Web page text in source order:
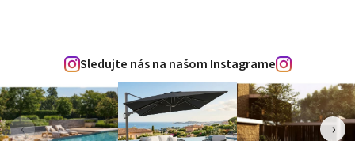
Sledujte nás na našom Instagrame
‹ ›